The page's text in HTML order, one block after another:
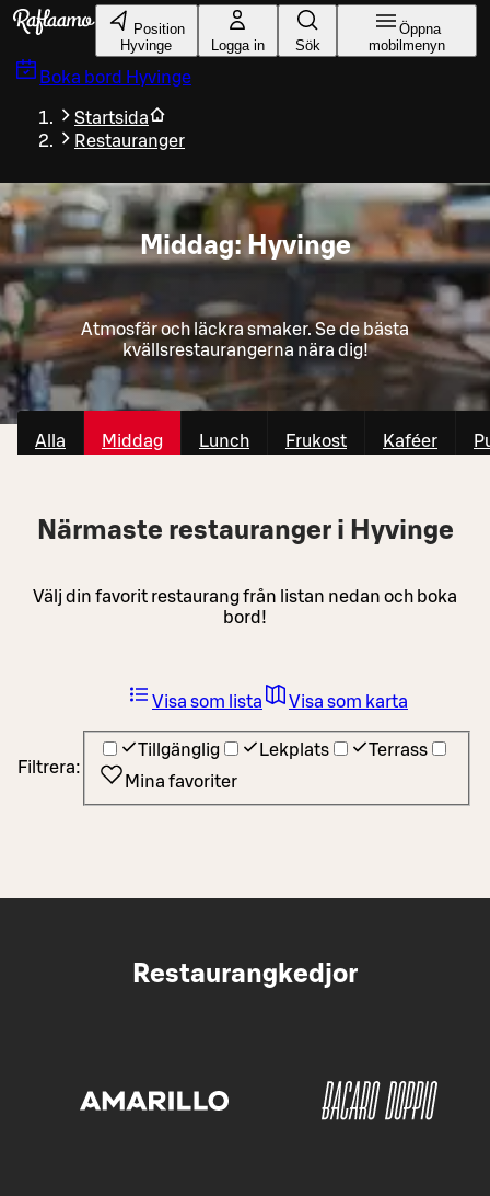
Gå till huvudinnehållet
Position
Hyvinge
Logga in Sök
Öppna
mobilmenyn
Boka bord Hyvinge
Startsida
Restauranger
Middag: Hyvinge
Atmosfär och läckra smaker. Se de bästa
kvällsrestaurangerna nära dig!
Alla Middag Lunch Frukost Kaféer
Närmaste restauranger i Hyvinge
Välj din favorit restaurang från listan nedan och boka
bord!
Filtrera:
Tillgänglig Lekplats
Terrass
Mina favoriter
Visa som lista Visa som karta
Restaurangkedjor